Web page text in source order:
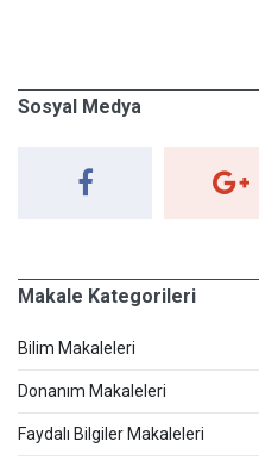
Sosyal Medya
Makale Kategorileri
Bilim Makaleleri
Donanım Makaleleri
Faydalı Bilgiler Makaleleri